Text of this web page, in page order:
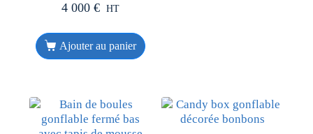
4 000€ HT
Ajouter au panier